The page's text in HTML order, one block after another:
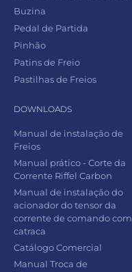
Buzina
Pedal de Partida
Pinhão
Patins de Freio
Pastilhas de Freios
DOWNLOADS
Manual de instalação de
Freios
Manual prático - Corte da
Corrente Riffel Carbon
Manual de instalação do
acionador do tensor da
corrente de comando com
catraca
Catálogo Comercial
Manual Troca de